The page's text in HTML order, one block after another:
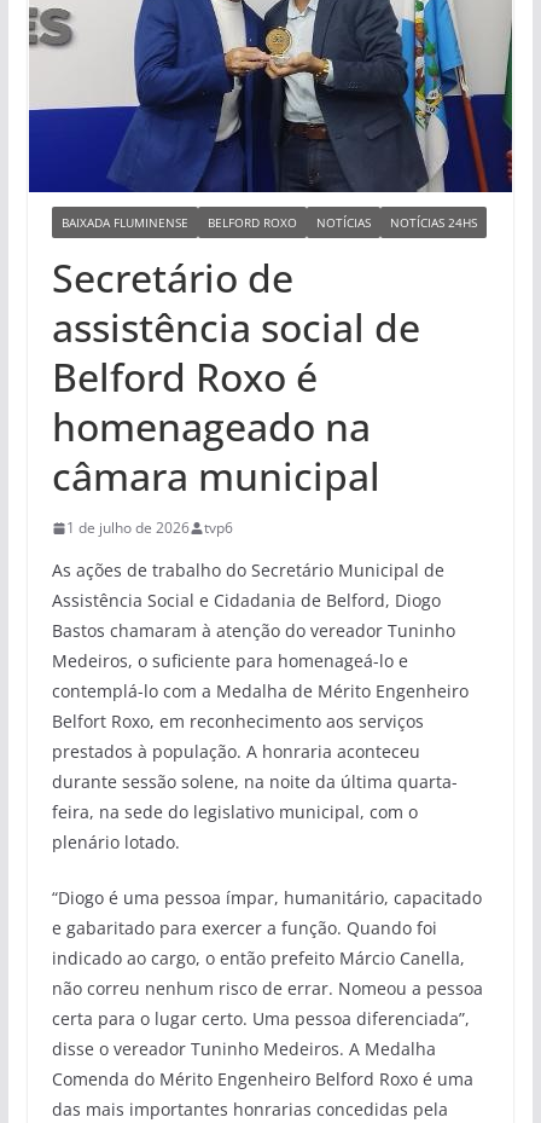
BAIXADA FLUMINENSE BELFORD ROXO NOTÍCIAS NOTÍCIAS 24HS
Secretário de
assistência social de
Belford Roxo é
homenageado na
câmara municipal
1 de julho de 2026 tvp6
As ações de trabalho do Secretário Municipal de
Assistência Social e Cidadania de Belford, Diogo
Bastos chamaram à atenção do vereador Tuninho
Medeiros, o suficiente para homenageá-lo e
contemplá-lo com a Medalha de Mérito Engenheiro
Belfort Roxo, em reconhecimento aos serviços
prestados à população. A honraria aconteceu
durante sessão solene, na noite da última quarta-
feira, na sede do legislativo municipal, com o
plenário lotado.
“Diogo é uma pessoa ímpar, humanitário, capacitado
e gabaritado para exercer a função. Quando foi
indicado ao cargo, o então prefeito Márcio Canella,
não correu nenhum risco de errar. Nomeou a pessoa
certa para o lugar certo. Uma pessoa diferenciada”,
disse o vereador Tuninho Medeiros. A Medalha
Comenda do Mérito Engenheiro Belford Roxo é uma
das mais importantes honrarias concedidas pela